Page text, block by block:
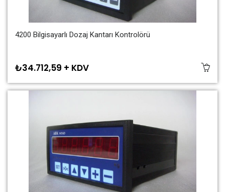
4200 Bilgisayarlı Dozaj Kantarı Kontrolörü
₺34.712,59 + KDV